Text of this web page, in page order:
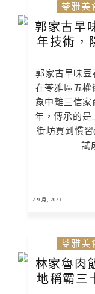
苓雅美
郭家古早
年技術，
郭家古早味
在苓雅區五權
象中離三信
年，傳承的是
街坊買到慣
試
2 9 月, 2021
苓雅美
林家魯肉
地稱霸三